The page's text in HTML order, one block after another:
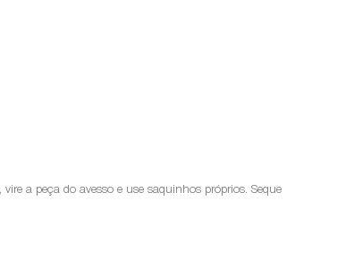
a peça do avesso e use saquinhos próprios. Seque